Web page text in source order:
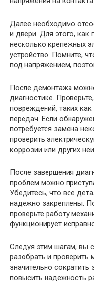
Далее необходимо
и двери. Для этого, как
несколько крепежных
устройство. Помните,
под напряжением,
После демонтажа
диагностике.
повреждений, таких
передач. Если
потребуется замена
проверить
коррозии или других
После завершения
проблем можно
Убедитесь, что все
надежно закреплены.
проверьте работу
функционирует
Следуя этим шагам, вы
разобрать и проверить
значительно
повысить надежность